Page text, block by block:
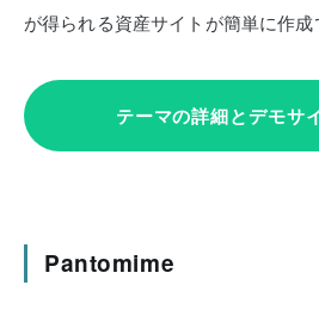
が得られる資産サイトが簡単に作成
テーマの詳細とデモサ
Pantomime